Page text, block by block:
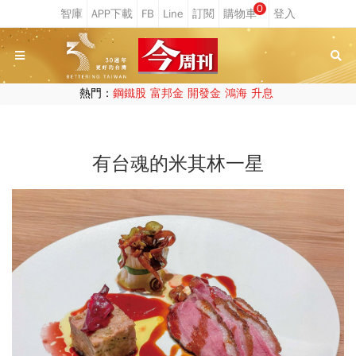
0
熱門： 鋼鐵股 富邦金 開發金 鴻海 升息
有台魂的米其林一星